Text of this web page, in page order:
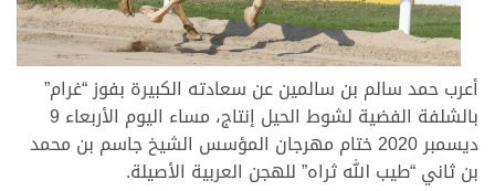
أعرب حمد سالم بن سالمين عن سعادته الكبيرة بفوز “غرام”
بالشلفة الفضية لشوط الحيل إنتاج، مساء اليوم الأربعاء 9
ديسمبر 2020 ختام مهرجان المؤسس الشيخ جاسم بن محمد
بن ثاني “طيب الله ثراه” للهجن العربية الأصيلة.